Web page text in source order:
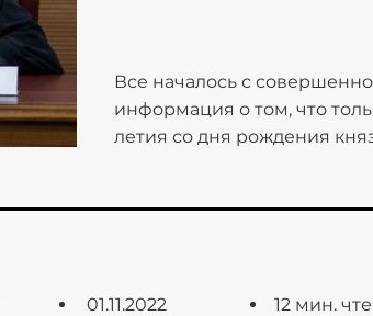
Все началось с
информация о том, что
летия со дня рождения
Википедии, были только
содержание которых
01.11.2022 12 мин.